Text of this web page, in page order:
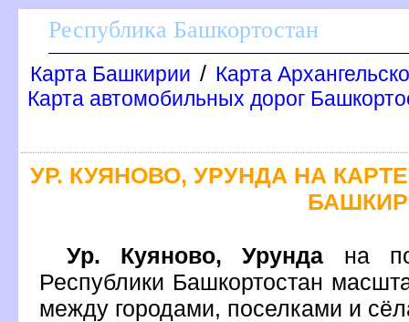
Республика Башкортостан
Карта Башкирии / Карта
Карта автомобильных дорог
УР. КУЯНОВО, УРУНДА НА
Ур. Куяново, Урунда на
Республики Башкортостан
между городами, поселками и